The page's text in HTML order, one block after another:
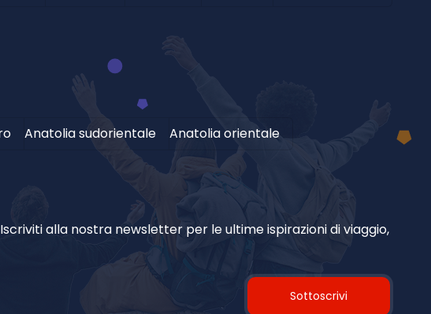
Anatolia sudorientale Anatolia orientale
alla nostra newsletter per le ultime ispirazioni di viaggio,
Sottoscrivi